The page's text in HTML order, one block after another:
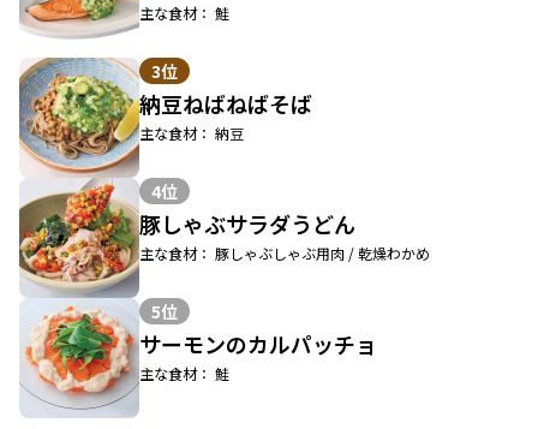
主な食材： 鮭
3位
納豆ねばねばそば
主な食材： 納豆
4位
豚しゃぶサラダうどん
主な食材： 豚しゃぶしゃぶ用肉 / 乾燥わかめ
5位
サーモンのカルパッチョ
主な食材： 鮭